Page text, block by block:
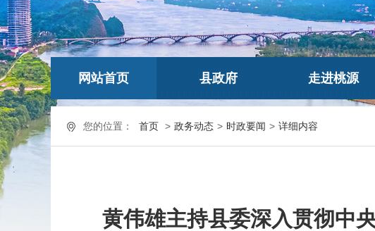
网站首页 县政府 走进桃源
您的位置： 首页 > 政务动态 > 时政要闻 > 详细内容
黄伟雄主持县委深入贯彻中